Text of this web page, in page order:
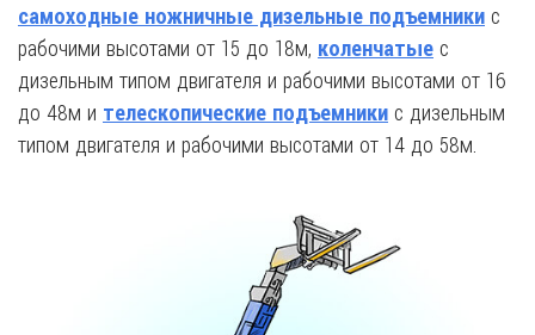
самоходные ножничные дизельные подъемники с
рабочими высотами от 15 до 18м, коленчатые с
дизельным типом двигателя и рабочими высотами от 16
до 48м и телескопические подъемники с дизельным
типом двигателя и рабочими высотами от 14 до 58м.